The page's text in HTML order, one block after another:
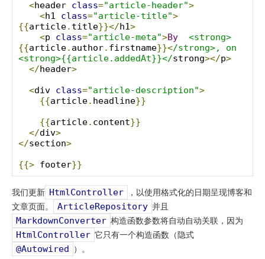
<header class="article-header">
<h1 class="article-title">
{{article. title}}</h1>
<p class="article-meta">By
<strong>
{{article. author. firstname}}</strong>, on
<strong>{{article.addedAt}}</strong></p>
</header>
<div class="article-description">
{{article. headline}}
{{article. content}}
</div>
</section>
{{> footer}}
我们更新 HtmlController
，以使用格式化的日期呈现博客和
文章页面。
ArticleRepository 并且
MarkdownConverter 构造函数参数将自动自动关联，因为
HtmlController 它只有一个构造函数（隐式
@Autowired ）。